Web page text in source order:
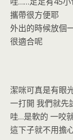
攜帶很方便耶
外出的時候放個
很適合呢
潔咪可真是有眼
一打開 我們就先
哇…是軟的 一咬
這下子就不用擔